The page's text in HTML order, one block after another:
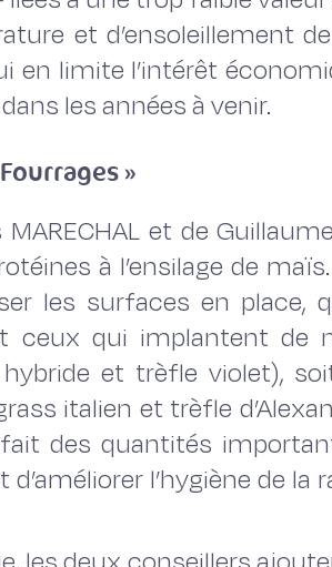
et d’ensoleillement
en limite l’intérêt
les années à venir.
»
et de
à l’ensilage de
les surfaces en place,
ceux qui implantent de
et trèfle violet),
italien et trèfle
des quantités
l’hygiène de